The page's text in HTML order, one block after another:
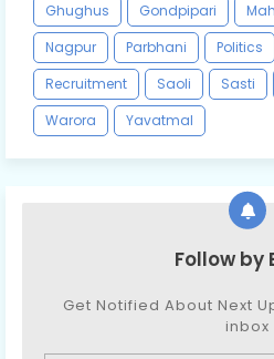
Ghughus
Gondpipari
Nagpur
Parbhani Politics
Recruitment
Saoli Sasti
Warora
Yavatmal
Follow by
Get Notified About Next
inbox